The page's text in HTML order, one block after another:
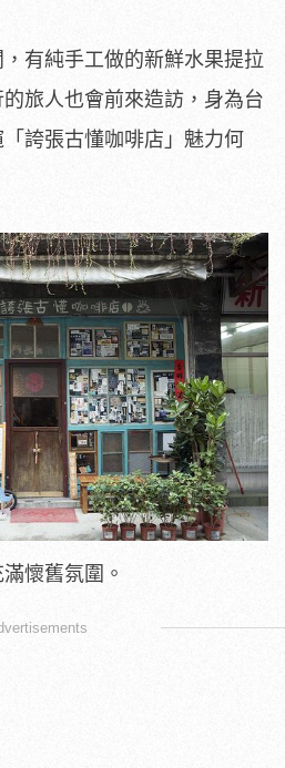
有純手工做的新鮮水果提拉
旅人也會前來造訪，身為台
誇張古懂咖啡店」魅力何
懷舊氛圍。